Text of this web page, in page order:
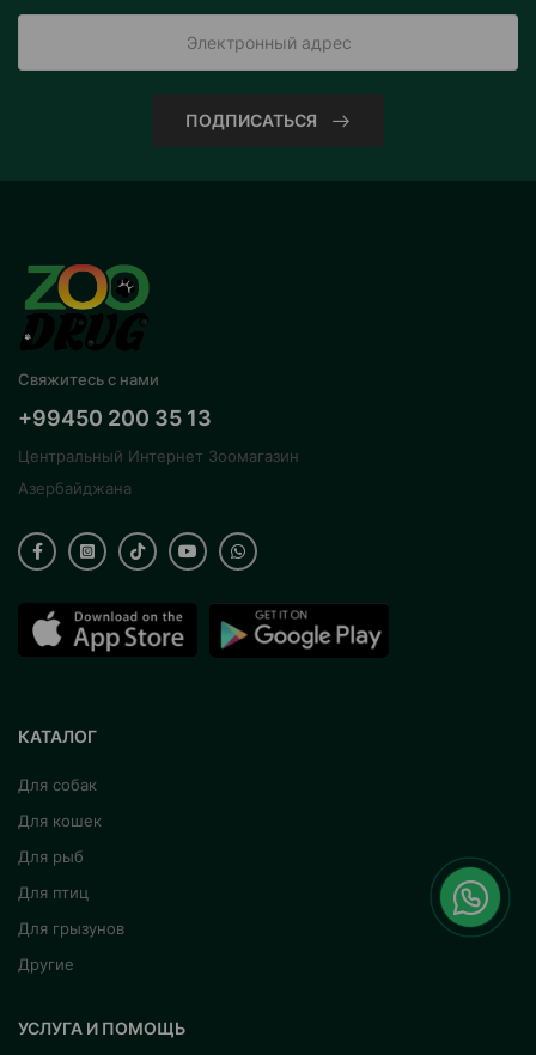
ПОДПИСАТЬСЯ
Свяжитесь с нами
+99450 200 35 13
Центральный Интернет Зоомагазин
Азербайджана
КАТАЛОГ
Для собак
Для кошек
Для рыб
Для птиц
Для грызунов
Другие
УСЛУГА И ПОМОЩЬ